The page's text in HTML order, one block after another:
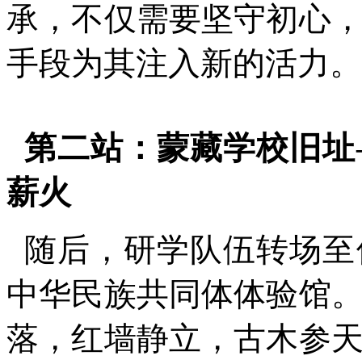
承，不仅需要坚守初心
手段为其注入新的活力。
第二站：蒙藏学校旧
薪火
随后，研学队伍转场
中华民族共同体体验馆
落，红墙静立，古木参